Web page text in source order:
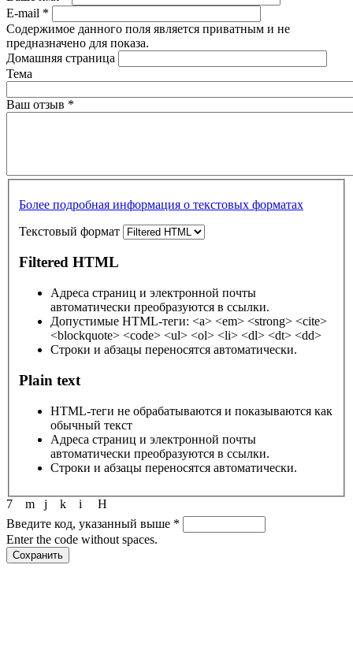
E-mail *
Содержимое данного поля является приватным и не
предназначено для показа.
Домашняя страница
Тема
Ваш отзыв *
Более подробная информация о текстовых форматах
Текстовый формат
Filtered HTML
Адреса страниц и электронной почты
автоматически преобразуются в ссылки.
Допустимые HTML-теги: <a> <em> <strong> <cite>
<blockquote> <code> <ul> <ol> <li> <dl> <dt> <dd>
Строки и абзацы переносятся автоматически.
Plain text
HTML-теги не обрабатываются и показываются как
обычный текст
Адреса страниц и электронной почты
автоматически преобразуются в ссылки.
Строки и абзацы переносятся автоматически.
j i
k
m
7
H
Введите код, указанный выше *
Enter the code without spaces.